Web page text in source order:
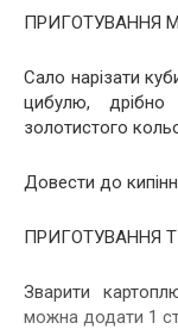
ПРИГОТУВАННЯ
Сало нарізати
цибулю,
золотистого
Довести до
ПРИГОТУВАННЯ
Зварити
можна додати 1